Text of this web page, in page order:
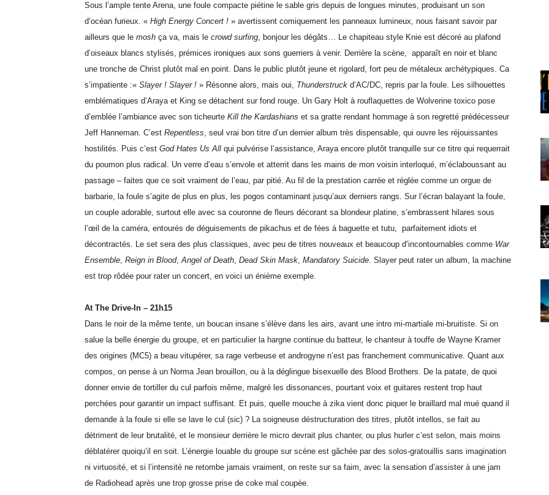
Sous l’ample tente Arena, une foule compacte piétine le sable gris depuis de longues minutes, produisant un son
d’océan furieux. « High Energy Concert ! » avertissent comiquement les panneaux lumineux, nous faisant savoir par
ailleurs que le mosh ça va, mais le crowd surfing, bonjour les dégâts… Le chapiteau style Knie est décoré au plafond
d’oiseaux blancs stylisés, prémices ironiques aux sons guerriers à venir. Derrière la scène, apparaît en noir et blanc
une tronche de Christ plutôt mal en point. Dans le public plutôt jeune et rigolard, fort peu de métaleux archétypiques. Ca
s’impatiente :« Slayer ! Slayer ! » Résonne alors, mais oui, Thunderstruck d’AC/DC, repris par la foule. Les silhouettes
emblématiques d’Araya et King se détachent sur fond rouge. Un Gary Holt à rouflaquettes de Wolverine toxico pose
d’emblée l’ambiance avec son ticheurte Kill the Kardashians et sa gratte rendant hommage à son regretté prédécesseur
Jeff Hanneman. C’est Repentless, seul vrai bon titre d’un dernier album très dispensable, qui ouvre les réjouissantes
hostilités. Puis c’est God Hates Us All qui pulvérise l’assistance, Araya encore plutôt tranquille sur ce titre qui requerrait
du poumon plus radical. Un verre d’eau s’envole et atterrit dans les mains de mon voisin interloqué, m’éclaboussant au
passage – faites que ce soit vraiment de l’eau, par pitié. Au fil de la prestation carrée et réglée comme un orgue de
barbarie, la foule s’agite de plus en plus, les pogos contaminant jusqu’aux derniers rangs. Sur l’écran balayant la foule,
un couple adorable, surtout elle avec sa couronne de fleurs décorant sa blondeur platine, s’embrassent hilares sous
l’œil de la caméra, entourés de déguisements de pikachus et de fées à baguette et tutu, parfaitement idiots et
décontractés. Le set sera des plus classiques, avec peu de titres nouveaux et beaucoup d’incontournables comme War
Ensemble, Reign in Blood,Angel of Death, Dead Skin Mask, Mandatory Suicide. Slayer peut rater un album, la machine
est trop rôdée pour rater un concert, en voici un énième exemple.
At The Drive-In – 21h15
Dans le noir de la même tente, un boucan insane s’élève dans les airs, avant une intro mi-martiale mi-bruitiste. Si on
salue la belle énergie du groupe, et en particulier la hargne continue du batteur, le chanteur à touffe de Wayne Kramer
des origines (MC5) a beau vitupérer, sa rage verbeuse et androgyne n’est pas franchement communicative. Quant aux
compos, on pense à un Norma Jean brouillon, ou à la déglingue bisexuelle des Blood Brothers. De la patate, de quoi
donner envie de tortiller du cul parfois même, malgré les dissonances, pourtant voix et guitares restent trop haut
perchées pour garantir un impact suffisant. Et puis, quelle mouche à zika vient donc piquer le braillard mal mué quand il
demande à la foule si elle se lave le cul (sic) ? La soigneuse déstructuration des titres, plutôt intellos, se fait au
détriment de leur brutalité, et le monsieur derrière le micro devrait plus chanter, ou plus hurler c’est selon, mais moins
déblatérer quoiqu’il en soit. L’énergie louable du groupe sur scène est gâchée par des solos-gratouillis sans imagination
ni virtuosité, et si l’intensité ne retombe jamais vraiment, on reste sur sa faim, avec la sensation d’assister à une jam
de Radiohead après une trop grosse prise de coke mal coupée.